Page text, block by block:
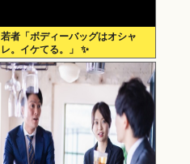
若者「ボディーバッグはオシャ
レ。イケてる。」 ✨